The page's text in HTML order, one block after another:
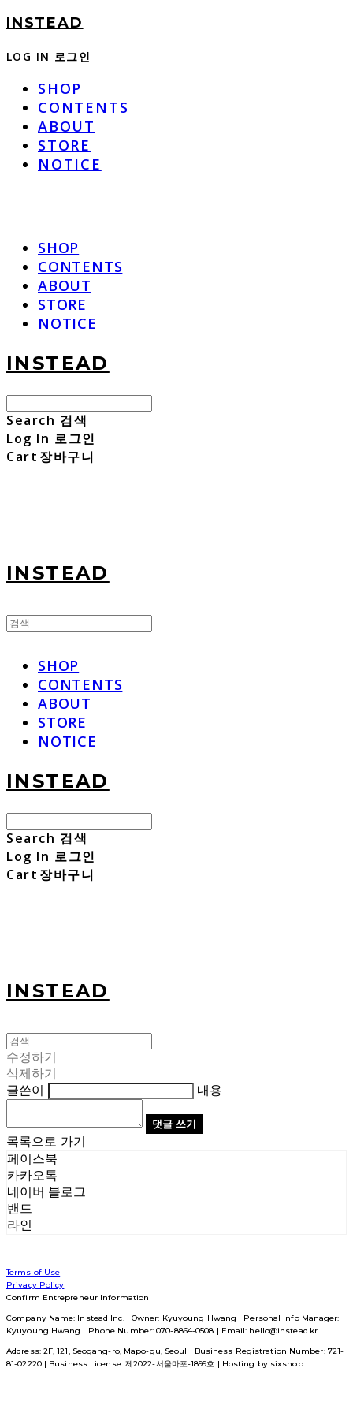
INSTEAD
LOG IN 로그인
SHOP
CONTENTS
ABOUT
STORE
NOTICE
SHOP
CONTENTS
ABOUT
STORE
NOTICE
INSTEAD
Search 검색
Log In 로그인
Cart 장바구니
INSTEAD
SHOP
CONTENTS
ABOUT
STORE
NOTICE
INSTEAD
Search 검색
Log In 로그인
Cart 장바구니
INSTEAD
수정하기
삭제하기
글쓴이
내용
댓글 쓰기
목록으로 가기
페이스북
카카오톡
네이버 블로그
밴드
라인
Terms of Use
Privacy Policy
Confirm Entrepreneur Information
Company Name: Instead Inc. | Owner: Kyuyoung Hwang | Personal Info Manager:
Kyuyoung Hwang | Phone Number: 070-8864-0508 | Email: hello@instead.kr
Address: 2F, 121, Seogang-ro, Mapo-gu, Seoul | Business Registration Number: 721-
81-02220| Business License: 제2022-서울마포-1899호 | Hosting by sixshop